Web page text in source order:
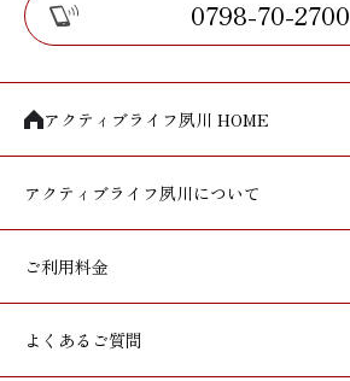
0798-70-2700
アクティブライフ夙川 HOME
アクティブライフ夙川について
ご利用料金
よくあるご質問